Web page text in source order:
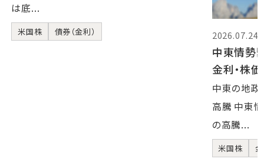
は底...
米国株 債券（金利） 2026.07.24
中東情勢
金利・株
中東の地政
高騰 中東
の高騰...
米国株 金